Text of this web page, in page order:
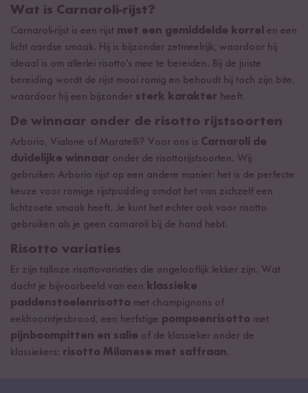
Wat is Carnaroli-rijst?
Carnaroli-rijst is een rijst met een gemiddelde korrel en een
licht aardse smaak. Hij is bijzonder zetmeelrijk, waardoor hij
ideaal is om allerlei risotto's mee te bereiden. Bij de juiste
bereiding wordt de rijst mooi romig en behoudt hij toch zijn bite,
waardoor hij een bijzonder sterk karakter heeft.
De winnaar onder de risotto rijstsoorten
Arborio, Vialone of Maratelli? Voor ons is Carnaroli de
duidelijke winnaar onder de risottorijstsoorten. Wij
gebruiken Arborio rijst op een andere manier: het is de perfecte
keuze voor romige rijstpudding omdat het van zichzelf een
lichtzoete smaak heeft. Je kunt het echter ook voor risotto
gebruiken als je geen carnaroli bij de hand hebt.
Risotto variaties
Er zijn talloze risottovariaties die ongelooflijk lekker zijn. Wat
dacht je bijvoorbeeld van een klassieke
paddenstoelenrisotto met champignons of
eekhoorntjesbrood, een herfstige pompoenrisotto met
pijnboompitten en salie of de klassieker onder de
klassiekers: risotto Milanese met saffraan.